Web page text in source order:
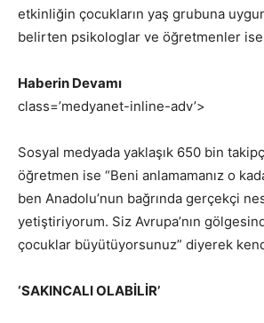
etkinliğin çocukların yaş grubuna uygun
belirten psikologlar ve öğretmenler
Haberin Devamı
class=’medyanet-inline-adv’>
Sosyal medyada yaklaşık 650 bin
öğretmen ise “Beni anlamamanız o
ben Anadolu’nun bağrında gerçekçi
yetiştiriyorum. Siz Avrupa’nın
çocuklar büyütüyorsunuz” diyerek
‘SAKINCALI OLABİLİR’